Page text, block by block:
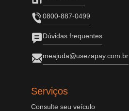
0800-887-0499
Dúvidas frequentes
meajuda@usezapay.com.br
Serviços
Consulte seu veículo